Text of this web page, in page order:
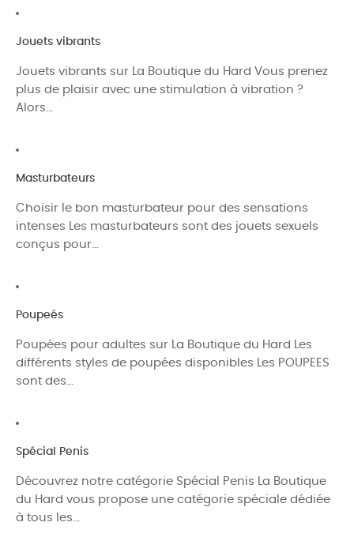
Jouets vibrants
Jouets vibrants sur La Boutique du Hard Vous prenez
plus de plaisir avec une stimulation à vibration ?
Alors...
Masturbateurs
Choisir le bon masturbateur pour des sensations
intenses Les masturbateurs sont des jouets sexuels
conçus pour...
Poupeés
Poupées pour adultes sur La Boutique du Hard Les
différents styles de poupées disponibles Les POUPEES
sont des...
Spécial Penis
Découvrez notre catégorie Spécial Penis La Boutique
du Hard vous propose une catégorie spéciale dédiée
à tous les...